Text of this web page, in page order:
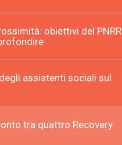
obiettivi del PNRR
assistenti sociali sul
tra quattro Recovery